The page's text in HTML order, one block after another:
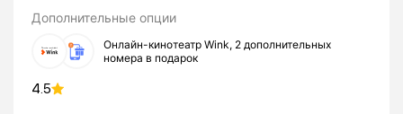
Дополнительные опции
Онлайн-кинотеатр Wink, 2 дополнительных
номера в подарок
4.5